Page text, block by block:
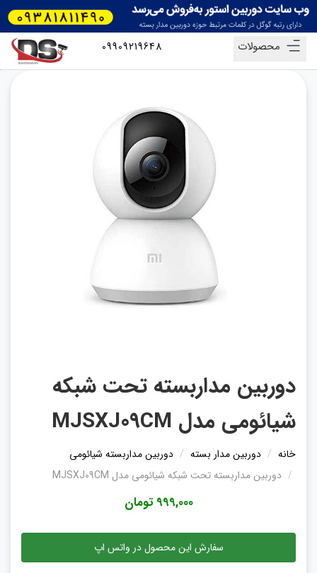
محصولات 09909219648
دوربین مداربسته تحت شبکه
شیائومی مدل MJSXJ09CM
خانه دوربین مدار بسته
دوربین مداربسته شیائومی
دوربین مداربسته تحت شبکه شیائومی مدل MJSXJ09CM
999,000 تومان
سفارش این محصول در واتس اپ